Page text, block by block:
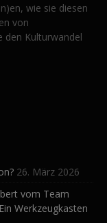
wie sie diesen
von
den Kulturwandel
26. März 2026
vom Team
Werkzeugkasten